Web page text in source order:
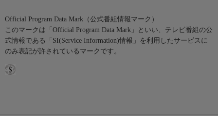
Official Program Data Mark（公式番組情報マーク）
このマークは「Official Program Data Mark」といい、テレビ番組の公
式情報である「SI(Service Information)情報」を利用したサービスに
のみ表記が許されているマークです。